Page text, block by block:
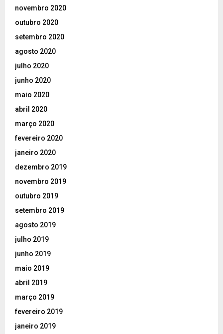
novembro 2020
outubro 2020
setembro 2020
agosto 2020
julho 2020
junho 2020
maio 2020
abril 2020
março 2020
fevereiro 2020
janeiro 2020
dezembro 2019
novembro 2019
outubro 2019
setembro 2019
agosto 2019
julho 2019
junho 2019
maio 2019
abril 2019
março 2019
fevereiro 2019
janeiro 2019